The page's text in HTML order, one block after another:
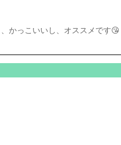
かっこいいし、オススメです😘